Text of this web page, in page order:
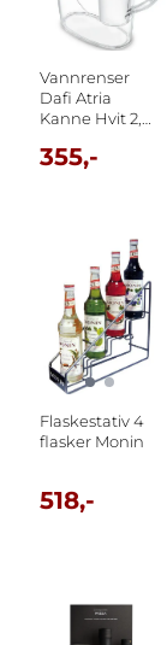
Vannrenser
Dafi Atria
Kanne Hvit 2,4
355,-
Flaskestativ 4
flasker Monin
518,-